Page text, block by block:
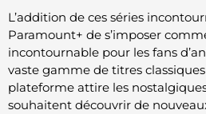
L’addition de ces séries
Paramount+ de s’imposer
incontournable pour les fans
vaste gamme de titres
plateforme attire les
souhaitent découvrir de